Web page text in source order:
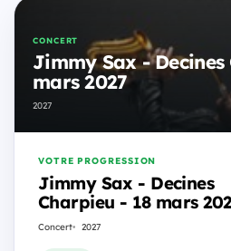
CONCERT
Jimmy Sax - Decines
mars 2027
2027
VOTRE PROGRESSION
Jimmy Sax - Decines
Charpieu - 18 mars
Concert 2027